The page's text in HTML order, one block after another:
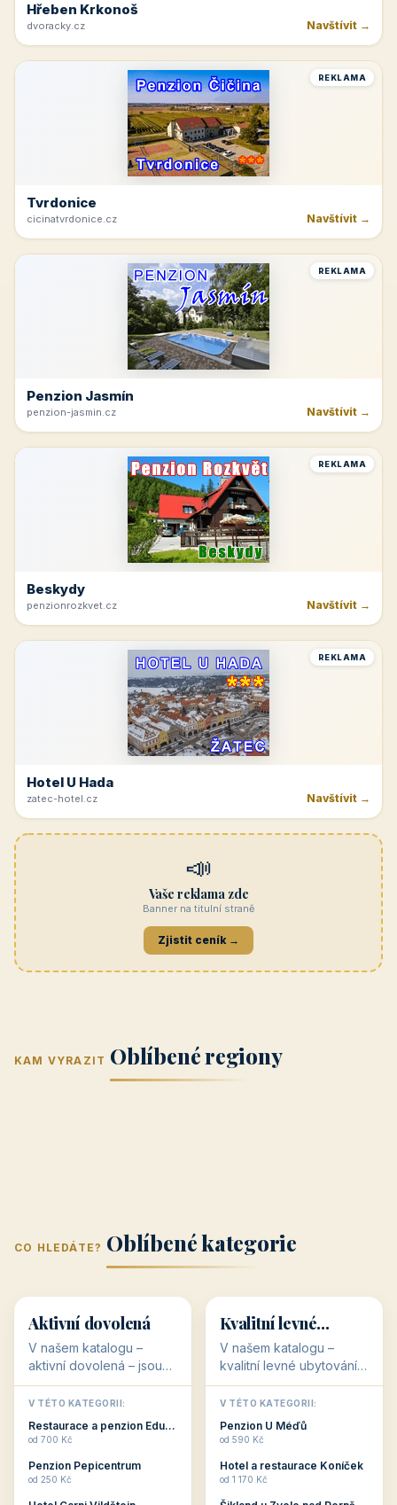
Hřeben Krkonoš
dvoracky.cz Navštívit →
REKLAMA
Tvrdonice
cicinatvrdonice.cz Navštívit →
REKLAMA
Penzion Jasmín
penzion-jasmin.cz Navštívit →
REKLAMA
Beskydy
penzionrozkvet.cz Navštívit →
REKLAMA
Hotel U Hada
zatec-hotel.cz Navštívit →
📣
Vaše reklama zde
Banner na titulní straně
Zjistit ceník →
KAM VYRAZIT Oblíbené regiony
(Jihomoravský
kraj)
kraj)
Zlínský kraj Žilinský
Karlovarský
Střední Čechy
(Středočeský
CO HLEDÁTE? Oblíbené kategorie
🥾 36 objektů
Aktivní dovolená
V našem katalogu –
aktivní dovolená – jsou
pro Vás připraveny
objekty, které s aktivní
dovolenou přímo
souvisejí. Aktivní
odpočinek jso...
V TÉTO KATEGORII:
Restaurace a penzion Eduard
od 700 Kč
Penzion Pepicentrum
od 250 Kč
💰
💰
34 objektů
Kvalitní levné
ubytování
V našem katalogu –
kvalitní levné ubytování –
jsou pro Vás připraveny
objekty, které nabízí
cenově dostupné
ubytování v ČR. Budete
c...
V TÉTO KATEGORII:
Penzion U Méďů
od 590 Kč
Hotel a restaurace Koníček
od 1 170 Kč